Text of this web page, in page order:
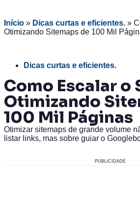
Início » Dicas curtas e eficientes. »
Otimizando Sitemaps de 100 Mil
Dicas curtas e eficientes.
Como Escalar o
Otimizando
100 Mil Páginas
Otimizar sitemaps de grande volume
listar links, mas sobre guiar o
PUBLICIDADE